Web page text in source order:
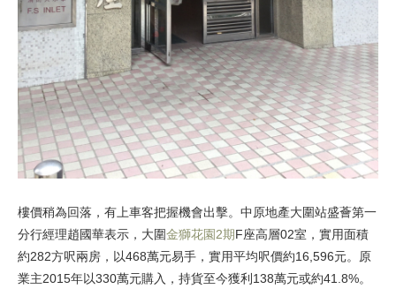
樓價稍為回落，有上車客把握機會出擊。中原地產大圍站盛薈第一
分行經理趙國華表示，大圍金獅花園2期F座高層02室，實用面積
約282方呎兩房，以468萬元易手，實用平均呎價約16,596元。原
業主2015年以330萬元購入，持貨至今獲利138萬元或約41.8%。